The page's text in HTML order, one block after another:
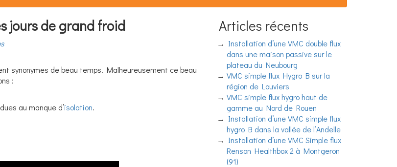
jours de grand froid
synonymes de beau temps. Malheureusement ce beau
:
au manque d’isolation.
Articles récents
Installation d’une VMC double flux
dans une maison passive sur le
plateau du Neubourg
VMC simple flux Hygro B sur la
région de Louviers
VMC simple flux hygro haut de
gamme au Nord de Rouen
Installation d’une VMC simple flux
hygro B dans la vallée de l’Andelle
Installation d’une VMC Simple flux
Renson Healthbox 2 à Montgeron
(91)